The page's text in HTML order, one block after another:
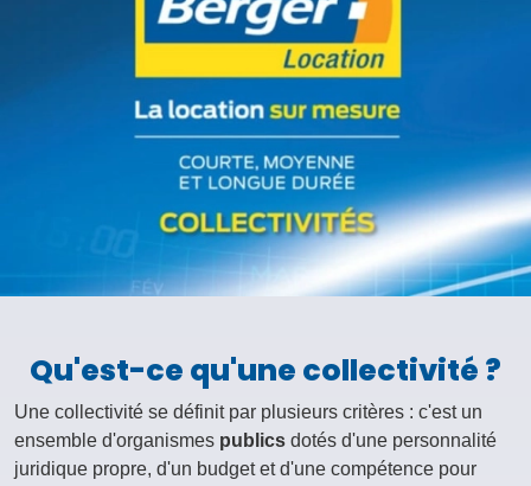
Qu'est-ce qu'une collectivité ?
Une collectivité se définit par plusieurs critères : c'est un
ensemble d'organismes publics dotés d'une personnalité
juridique propre, d'un budget et d'une compétence pour